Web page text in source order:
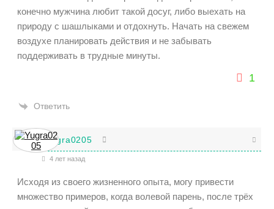
конечно мужчина любит такой досуг, либо выехать на
природу с шашлыками и отдохнуть. Начать на свежем
воздухе планировать действия и не забывать
поддерживать в трудные минуты.
1
Ответить
Yugra0205
4 лет назад
Исходя из своего жизненного опыта, могу привести
множество примеров, когда волевой парень, после трёх